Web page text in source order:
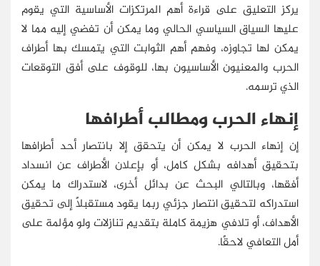
يركز التعليق على قراءة أهم المرتكزات الأساسية التي يقوم
عليها السياق السياسي الحالي وما يمكن أن تفضي إليه مما لا
يمكن لها تجاوزه، وفهم أهم الثوابت التي يتمسك بها أطراف
الحرب والمعنيون الأساسيون بها، للوقوف على أفق التوقعات
الذي ترسمه.
إنهاء الحرب ومطالب أطرافها
إن إنهاء الحرب لا يمكن أن يتحقق إلا بانتصار أحد أطرافها
بتحقيق أهدافه بشكل كامل، أو بإعلان الأطراف عن انسداد
أفقها، وبالتالي البحث عن بدائل أخرى، لاستدراك ما يمكن
استدراكه لتحقيق انتصار جزئي ربما يقود مستقبلًا إلى تحقيق
الأهداف، أو تلافي هزيمة كاملة بتقديم تنازلات ولو مؤلمة على
أمل التعافي لاحقًا.